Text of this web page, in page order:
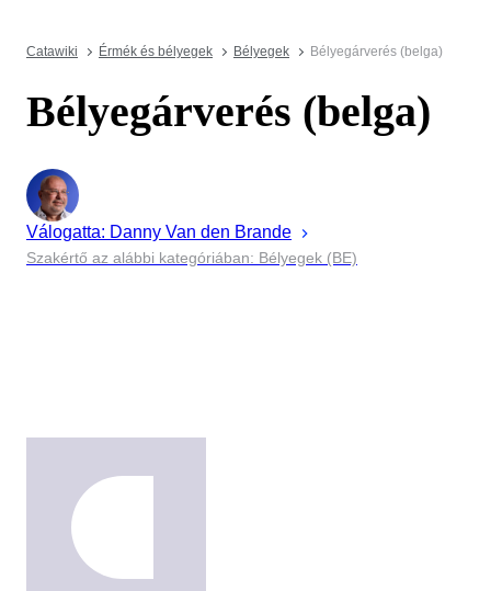
Catawiki Érmék és bélyegek Bélyegek Bélyegárverés (belga)
Bélyegárverés (belga)
Válogatta: Danny Van den Brande
Szakértő az alábbi kategóriában: Bélyegek (BE)